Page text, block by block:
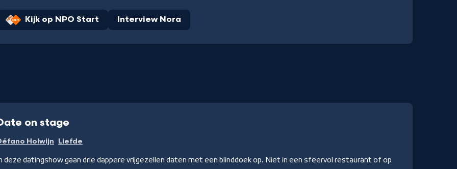
Kijk op NPO Start Interview Nora
on stage
Holwijn Liefde
deze datingshow gaan drie dappere vrijgezellen daten met een blinddoek op. Niet in een sfeervol restaurant of op